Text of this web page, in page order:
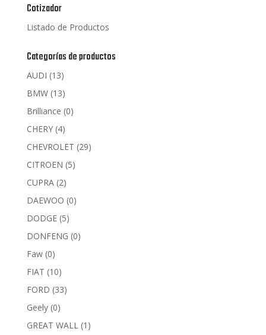
Cotizador
Listado de Productos
Categorías de productos
AUDI (13)
BMW (13)
Brilliance (0)
CHERY (4)
CHEVROLET (29)
CITROEN (5)
CUPRA (2)
DAEWOO (0)
DODGE (5)
DONFENG (0)
Faw (0)
FIAT (10)
FORD (33)
Geely (0)
GREAT WALL (1)